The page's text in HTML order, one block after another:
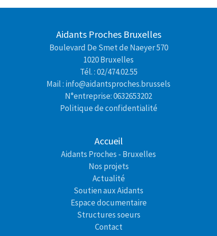
Aidants Proches Bruxelles
Boulevard De Smet de Naeyer 570
1020 Bruxelles
Tél. : 02/474.02.55
Mail : info@aidantsproches.brussels
N°entreprise: 0632653202
Politique de confidentialité
Accueil
Aidants Proches - Bruxelles
Nos projets
Actualité
Soutien aux Aidants
Espace documentaire
Structures soeurs
Contact